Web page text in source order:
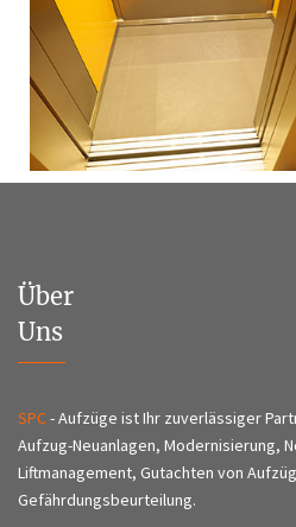
Über
Uns
SPC- Aufzüge ist Ihr zuverlässiger
Aufzug-Neuanlagen, Modernisierung,
Liftmanagement, Gutachten von
Gefährdungsbeurteilung.